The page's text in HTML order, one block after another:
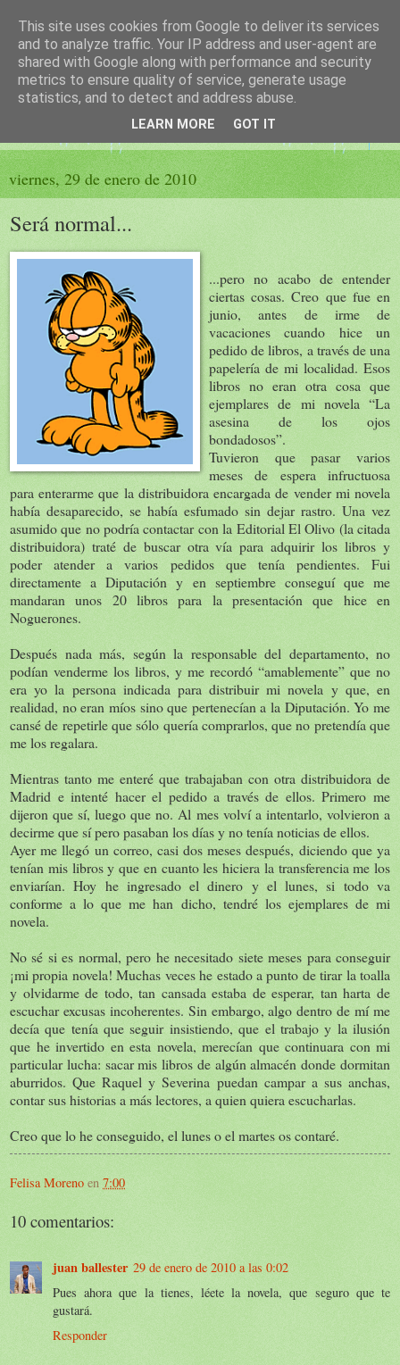
El sueño de las palabras
PÁGINA LITERARIA DE FELISA MORENO
viernes, 29 de enero de 2010
Será normal...
...pero no acabo de entender
ciertas cosas. Creo que fue en
junio, antes de irme de
vacaciones cuando hice un
pedido de libros, a través de una
papelería de mi localidad. Esos
libros no eran otra cosa que
ejemplares de mi novela “La
asesina de los ojos
bondadosos”.
Tuvieron que pasar varios
meses de espera infructuosa
para enterarme que la distribuidora encargada de vender mi novela
había desaparecido, se había esfumado sin dejar rastro. Una vez
asumido que no podría contactar con la Editorial El Olivo (la citada
distribuidora) traté de buscar otra vía para adquirir los libros y
poder atender a varios pedidos que tenía pendientes. Fui
directamente a Diputación y en septiembre conseguí que me
mandaran unos 20 libros para la presentación que hice en
Noguerones.
Después nada más, según la responsable del departamento, no
podían venderme los libros, y me recordó “amablemente” que no
era yo la persona indicada para distribuir mi novela y que, en
realidad, no eran míos sino que pertenecían a la Diputación. Yo me
cansé de repetirle que sólo quería comprarlos, que no pretendía que
me los regalara.
Mientras tanto me enteré que trabajaban con otra distribuidora de
Madrid e intenté hacer el pedido a través de ellos. Primero me
dijeron que sí, luego que no. Al mes volví a intentarlo, volvieron a
decirme que sí pero pasaban los días y no tenía noticias de ellos.
Ayer me llegó un correo, casi dos meses después, diciendo que ya
tenían mis libros y que en cuanto les hiciera la transferencia me los
enviarían. Hoy he ingresado el dinero y el lunes, si todo va
conforme a lo que me han dicho, tendré los ejemplares de mi
novela.
No sé si es normal, pero he necesitado siete meses para conseguir
¡mi propia novela! Muchas veces he estado a punto de tirar la toalla
y olvidarme de todo, tan cansada estaba de esperar, tan harta de
escuchar excusas incoherentes. Sin embargo, algo dentro de mí me
decía que tenía que seguir insistiendo, que el trabajo y la ilusión
que he invertido en esta novela, merecían que continuara con mi
particular lucha: sacar mis libros de algún almacén donde dormitan
aburridos. Que Raquel y Severina puedan campar a sus anchas,
contar sus historias a más lectores, a quien quiera escucharlas.
Creo que lo he conseguido, el lunes o el martes os contaré.
Felisa Moreno en 7:00
10 comentarios:
juan ballester 29 de enero de 2010 a las 0:02
Pues ahora que la tienes, léete la novela, que seguro que te
gustará.
Responder
This site uses cookies from Google to deliver its services
and to analyze traffic. Your IP address and user-agent are
shared with Google along with performance and security
metrics to ensure quality of service, generate usage
statistics, and to detect and address abuse.
LEARN MORE GOT IT